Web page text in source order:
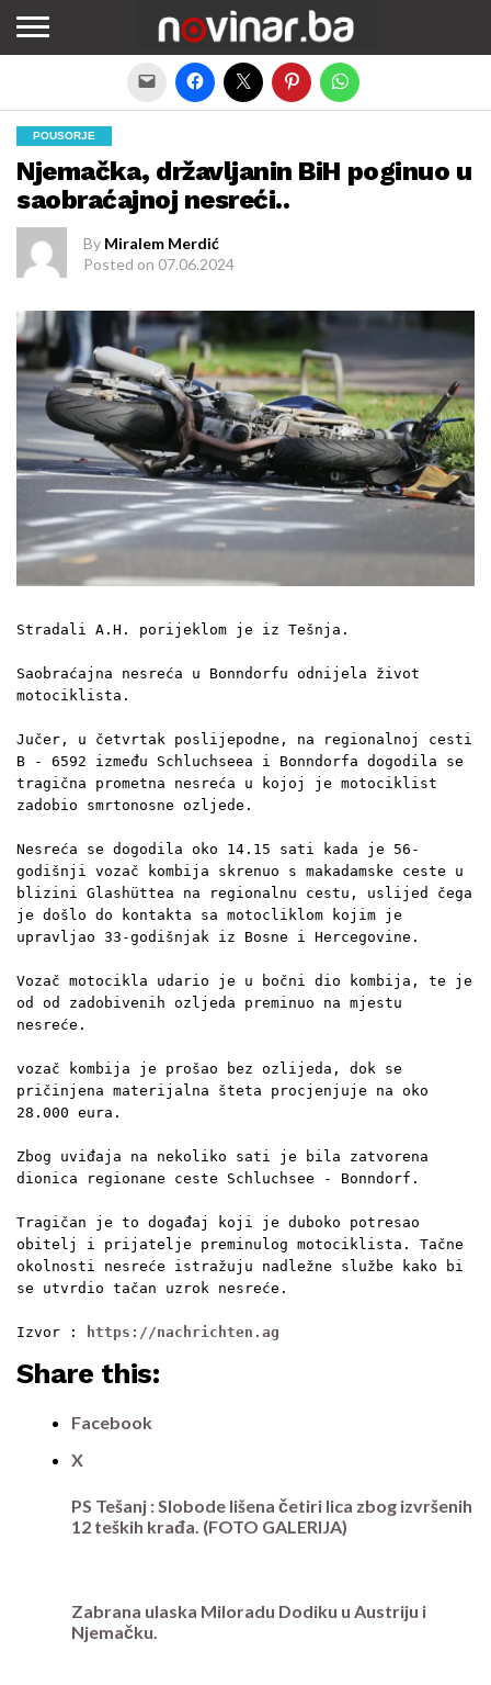
POUSORJE
Njemačka, državljanin BiH poginuo u
saobraćajnoj nesreći..
By Miralem Merdić
Posted on 07.06.2024
Stradali A.H. porijeklom je iz Tešnja.
Saobraćajna nesreća u Bonndorfu odnijela život
motociklista.
Jučer, u četvrtak poslijepodne, na regionalnoj cesti
B - 6592 između Schluchseea i Bonndorfa dogodila se
tragična prometna nesreća u kojoj je motociklist
zadobio smrtonosne ozljede.
Nesreća se dogodila oko 14.15 sati kada je 56-
godišnji vozač kombija skrenuo s makadamske ceste u
blizini Glashüttea na regionalnu cestu, uslijed čega
je došlo do kontakta sa motocliklom kojim je
upravljao 33-godišnjak iz Bosne i Hercegovine.
Vozač motocikla udario je u bočni dio kombija, te je
od od zadobivenih ozljeda preminuo na mjestu
nesreće.
vozač kombija je prošao bez ozlijeda, dok se
pričinjena materijalna šteta procjenjuje na oko
28.000 eura.
Zbog uviđaja na nekoliko sati je bila zatvorena
dionica regionane ceste Schluchsee - Bonndorf.
Tragičan je to događaj koji je duboko potresao
obitelj i prijatelje preminulog motociklista. Tačne
okolnosti nesreće istražuju nadležne službe kako bi
se utvrdio tačan uzrok nesreće.
Izvor : https://nachrichten.ag
Share this:
Facebook
X
PS Tešanj : Slobode lišena četiri lica zbog izvršenih
12 teških krađa. (FOTO GALERIJA)
Zabrana ulaska Miloradu Dodiku u Austriju i
Njemačku.
Exit mobile version